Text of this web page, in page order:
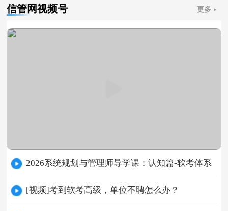
信管网视频号 更多
2026系统规划与管理师导学课：认知篇-软考体系
[视频]考到软考高级，单位不聘怎么办？